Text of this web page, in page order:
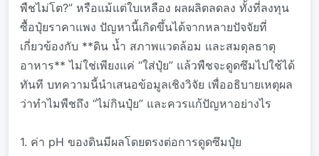
พืชไม่โต?” หรือแม้แต่ใบเหลือง ผลผลิตลดลง ทั้งที่ลงทุน
ซื้อปุ๋ยราคาแพง ปัญหานี้เกิดขึ้นได้จากหลายปัจจัยที่
เกี่ยวข้องกับ **ดิน น้ำ สภาพแวดล้อม และสมดุลธาตุ
อาหาร** ไม่ใช่เพียงแค่ “ใส่ปุ๋ย” แล้วพืชจะดูดซึมไปใช้ได้
ทันที บทความนี้นำเสนอข้อมูลเชิงวิจัย เพื่ออธิบายเหตุผล
ว่าทำไมพืชถึง “ไม่กินปุ๋ย” และควรแก้ปัญหาอย่างไร
1. ค่า pH ของดินมีผลโดยตรงต่อการดูดซึมปุ๋ย